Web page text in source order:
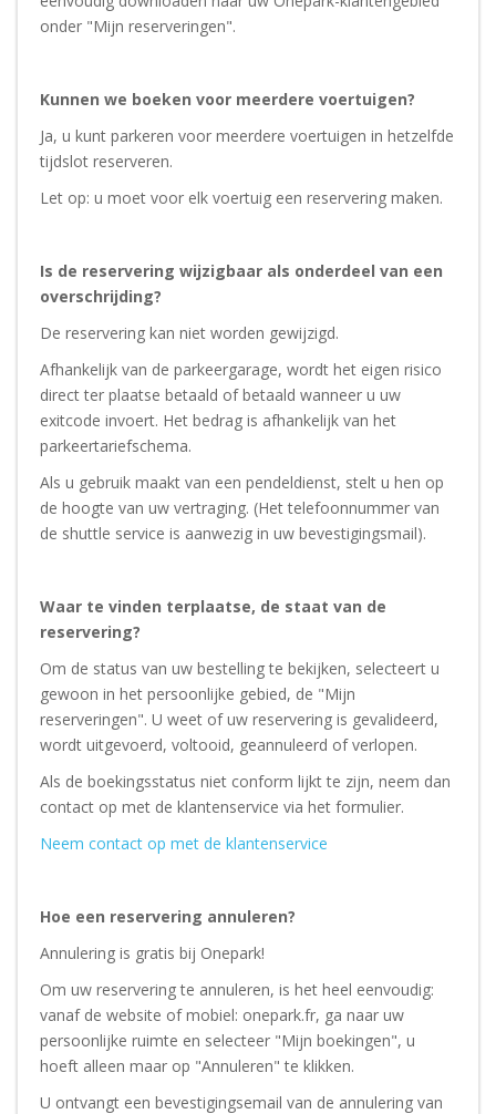
onder "Mijn reserveringen".
Kunnen we boeken voor meerdere voertuigen?
Ja, u kunt parkeren voor meerdere voertuigen in hetzelfde
tijdslot reserveren.
Let op: u moet voor elk voertuig een reservering maken.
Is de reservering wijzigbaar als onderdeel van een
overschrijding?
De reservering kan niet worden gewijzigd.
Afhankelijk van de parkeergarage, wordt het eigen risico
direct ter plaatse betaald of betaald wanneer u uw
exitcode invoert. Het bedrag is afhankelijk van het
parkeertariefschema.
Als u gebruik maakt van een pendeldienst, stelt u hen op
de hoogte van uw vertraging. (Het telefoonnummer van
de shuttle service is aanwezig in uw bevestigingsmail).
Waar te vinden terplaatse, de staat van de
reservering?
Om de status van uw bestelling te bekijken, selecteert u
gewoon in het persoonlijke gebied, de "Mijn
reserveringen". U weet of uw reservering is gevalideerd,
wordt uitgevoerd, voltooid, geannuleerd of verlopen.
Als de boekingsstatus niet conform lijkt te zijn, neem dan
contact op met de klantenservice via het formulier.
Neem contact op met de klantenservice
Hoe een reservering annuleren?
Annulering is gratis bij Onepark!
Om uw reservering te annuleren, is het heel eenvoudig:
vanaf de website of mobiel: onepark.fr, ga naar uw
persoonlijke ruimte en selecteer "Mijn boekingen", u
hoeft alleen maar op "Annuleren" te klikken.
U ontvangt een bevestigingsemail van de annulering van